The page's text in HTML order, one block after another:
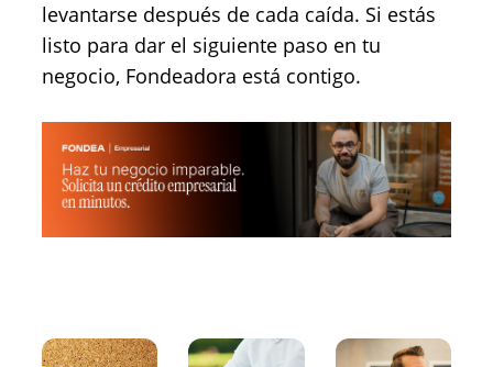
levantarse después de cada caída. Si estás
listo para dar el siguiente paso en tu
negocio, Fondeadora está contigo.